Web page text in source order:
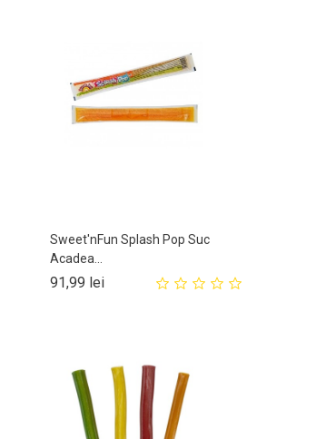
Sweet'nFun Splash Pop Suc
Acadea...
91,99 leiPret